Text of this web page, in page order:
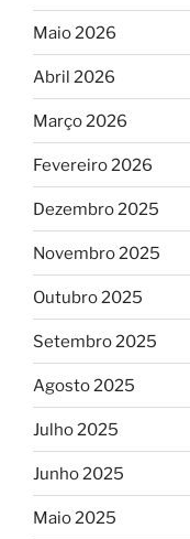
Maio 2026
Abril 2026
Março 2026
Fevereiro 2026
Dezembro 2025
Novembro 2025
Outubro 2025
Setembro 2025
Agosto 2025
Julho 2025
Junho 2025
Maio 2025